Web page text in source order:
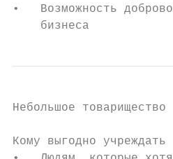
•   Возможность
    бизнеса
Небольшое товарищество
Кому выгодно учреждать